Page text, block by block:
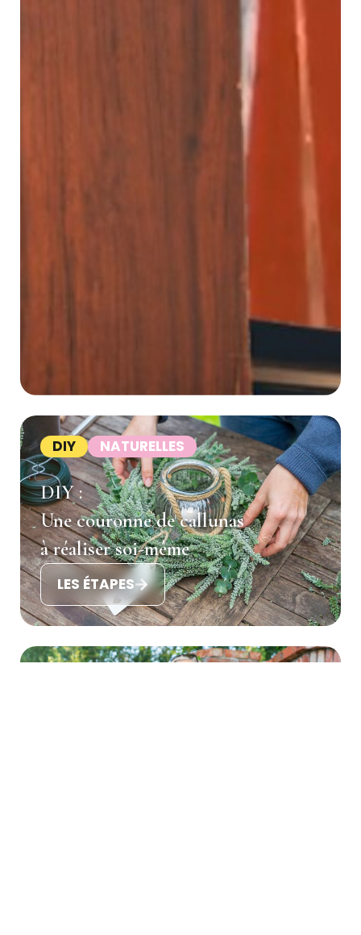
DIY NATURELLES
DIY :
Une couronne de callunas
à réaliser soi-même
LES ÉTAPES